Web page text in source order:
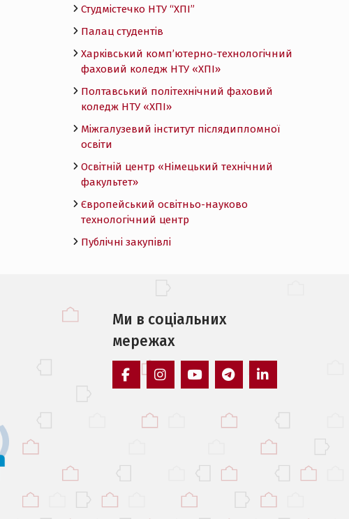
Студмістечко НТУ “ХПІ”
Палац студентів
Харківський комп’ютерно-технологічний
фаховий коледж НТУ «ХПI»
Полтавський політехнічний фаховий
коледж НТУ «ХПI»
Міжгалузевий інститут післядипломної
освіти
Освітній центр «Німецький технічний
факультет»
Європейський освітньо-науково
технологічний центр
Публічні закупівлі
Ми в соцiальних
мережах